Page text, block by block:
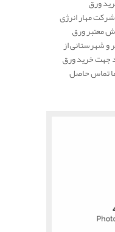
شرکت مهار انرژی
معتبر ورق
و شهرستانی از
جهت خرید ورق
تماس حاصل